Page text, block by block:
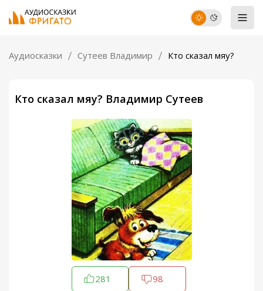
Аудиосказки Сутеев Владимир Кто сказал мяу?
Кто сказал мяу? Владимир Сутеев
281 98